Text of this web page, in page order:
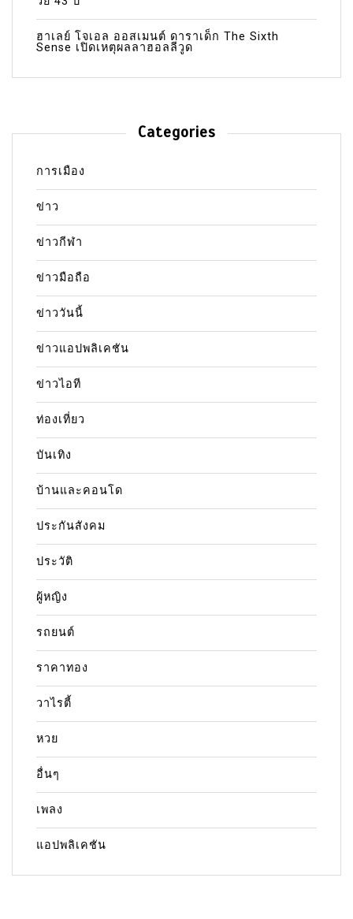
ฮาเลย์ โจเอล ออสเมนต์ ดาราเด็ก The Sixth
Sense เปิดเหตุผลลาฮอลลีวูด
Categories
การเมือง
ข่าว
ข่าวกีฬา
ข่าวมือถือ
ข่าววันนี้
ข่าวแอปพลิเคชัน
ข่าวไอที
ท่องเที่ยว
บันเทิง
บ้านและคอนโด
ประกันสังคม
ประวัติ
ผู้หญิง
รถยนต์
ราคาทอง
วาไรตี้
หวย
อื่นๆ
เพลง
แอปพลิเคชัน